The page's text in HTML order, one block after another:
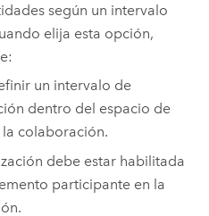
según un intervalo
elija esta opción,
un intervalo de
dentro del espacio de
colaboración.
debe estar habilitada
participante en la